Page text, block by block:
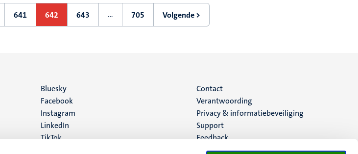
Pagina
641
Huidige
642
Pagina
643 …
Laatste
705
Volgende
Volgende >
Social
media
Bluesky
Facebook
Instagram
LinkedIn
TikTok
Menu
footer
(NL)
Contact
Verantwoording
Privacy & informatiebeveiliging
Support
Feedback